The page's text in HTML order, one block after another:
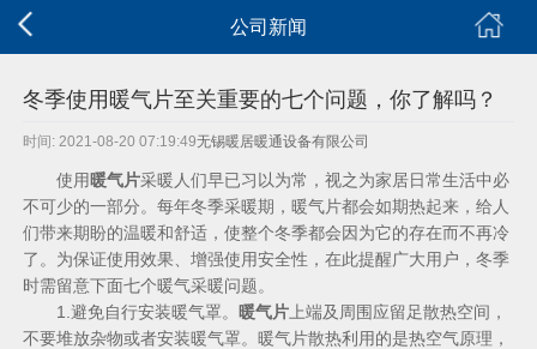
公司新闻
冬季使用暖气片至关重要的七个问题，你了解吗？
时间: 2021-08-20 07:19:49无锡暖居暖通设备有限公司
使用 暖气片采暖人们早已习以为常，视之为家居日常生活中必
不可少的一部分。每年冬季采暖期，暖气片都会如期热起来，给人
们带来期盼的温暖和舒适，使整个冬季都会因为它的存在而不再冷
了。为保证使用效果、增强使用安全性，在此提醒广大用户，冬季
时需留意下面七个暖气采暖问题。
1.避免自行安装暖气罩。
暖气片上端及周围应留足散热空间，
不要堆放杂物或者安装暖气罩。暖气片散热利用的是热空气原理，